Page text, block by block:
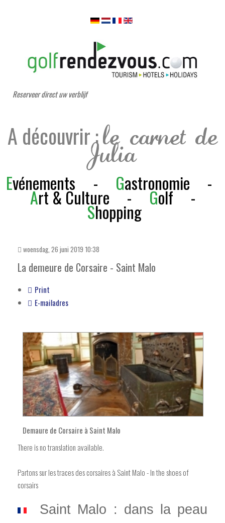
Reserveer direct uw verblijf
A découvrir : le carnet de
Julia
Evénements - Gastronomie -
Art & Culture -Golf-
Shopping
woensdag, 26 juni 2019 10:38
La demeure de Corsaire - Saint Malo
Print
E-mailadres
Demaure de Corsaire à Saint Malo
There is no translation available.
Partons sur les traces des corsaires à Saint Malo - In the shoes of
corsairs
Saint Malo : dans la peau